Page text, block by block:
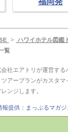
> ハワイホテル図鑑
覧
社エアトリが運営す
アープランがカスタ
ンジします。
報提供：まっぷるマガジ